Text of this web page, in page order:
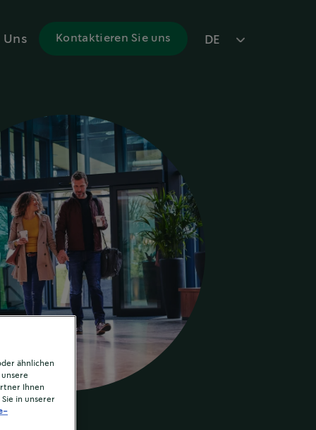
Uns Kontaktieren Sie uns DE
ähnlichen
Ihnen
in unserer